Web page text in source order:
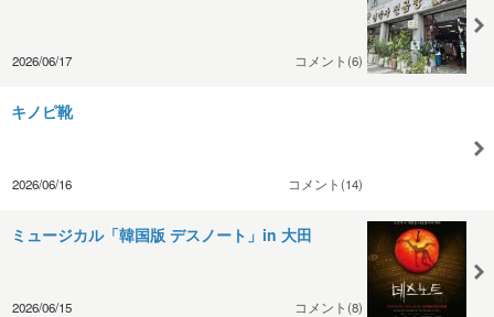
2026/06/17 コメント(6)
キノピ靴
2026/06/16 コメント(14)
ミュージカル「韓国版 デスノート」in 大田
2026/06/15 コメント(8)